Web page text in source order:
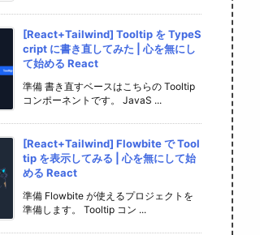
[React+Tailwind] Tooltip を TypeS
cript に書き直してみた | 心を無にし
て始める React
準備 書き直すベースはこちらの Tooltip
コンポーネントです。 JavaS ...
[React+Tailwind] Flowbite で Tool
tip を表示してみる | 心を無にして始
める React
準備 Flowbite が使えるプロジェクトを
準備します。 Tooltip コン ...